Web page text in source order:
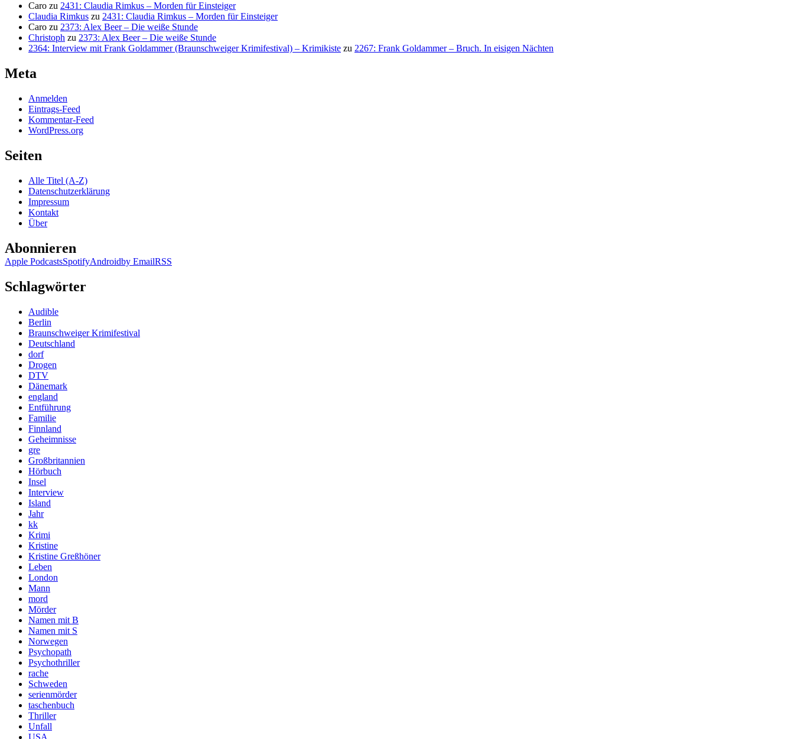
Caro zu 2431: Claudia Rimkus – Morden für Einsteiger
Claudia Rimkus zu 2431: Claudia Rimkus – Morden für Einsteiger
Caro zu 2373: Alex Beer – Die weiße Stunde
Christoph zu 2373: Alex Beer – Die weiße Stunde
2364: Interview mit Frank Goldammer (Braunschweiger Krimifestival) – Krimikiste zu 2267: Frank Goldammer – Bruch. In eisigen Nächten
Meta
Anmelden
Eintrags-Feed
Kommentar-Feed
WordPress.org
Seiten
Alle Titel (A-Z)
Datenschutzerklärung
Impressum
Kontakt
Über
Abonnieren
Apple PodcastsSpotifyAndroidby EmailRSS
Schlagwörter
Audible
Berlin
Braunschweiger Krimifestival
Deutschland
dorf
Drogen
DTV
Dänemark
england
Entführung
Familie
Finnland
Geheimnisse
gre
Großbritannien
Hörbuch
Insel
Interview
Island
Jahr
kk
Krimi
Kristine
Kristine Greßhöner
Leben
London
Mann
mord
Mörder
Namen mit B
Namen mit S
Norwegen
Psychopath
Psychothriller
rache
Schweden
serienmörder
taschenbuch
Thriller
Unfall
USA